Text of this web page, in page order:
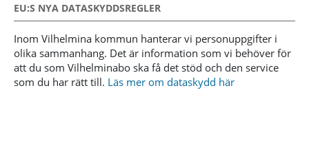
EU:S NYA DATASKYDDSREGLER
Inom Vilhelmina kommun hanterar vi personuppgifter i
olika sammanhang. Det är information som vi behöver för
att du som Vilhelminabo ska få det stöd och den service
som du har rätt till. Läs mer om dataskydd här